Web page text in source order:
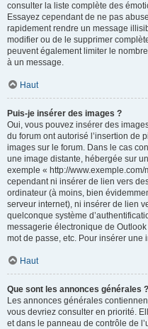
consulter la liste complète des
Essayez cependant de ne pas
rapidement rendre un message
modifier ou de le supprimer
peuvent également limiter le
à un message.
Haut
Puis-je insérer des images ?
Oui, vous pouvez insérer des
du forum ont autorisé l’insertion de
images sur le forum. Dans le cas
une image distante, hébergée sur
exemple « http://
cependant ni insérer de lien vers
ordinateur (à moins, bien
serveur internet), ni insérer de lien
quelconque système
messagerie électronique de
mot de passe, etc. Pour insérer
Haut
Que sont les annonces générales ?
Les annonces générales
vous devriez consulter en priorité.
et dans le panneau de contrôle de